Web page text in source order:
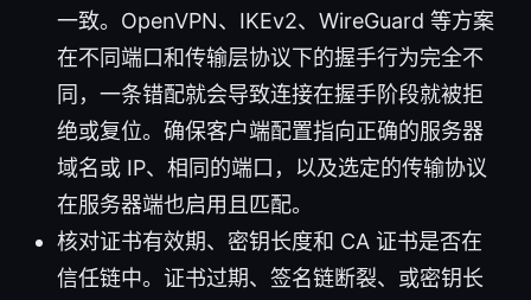
一致。OpenVPN、IKEv2、WireGuard 等方案
在不同端口和传输层协议下的握手行为完全不
同，一条错配就会导致连接在握手阶段就被拒
绝或复位。确保客户端配置指向正确的服务器
域名或 IP、相同的端口，以及选定的传输协议
在服务器端也启用且匹配。
核对证书有效期、密钥长度和 CA 证书是否在
信任链中。证书过期、签名链断裂、或密钥长